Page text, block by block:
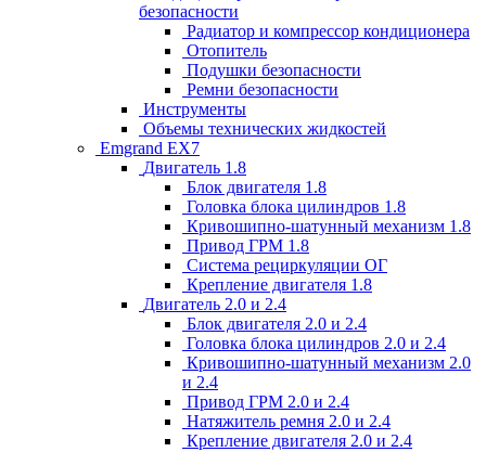
безопасности
Радиатор и компрессор кондиционера
Отопитель
Подушки безопасности
Ремни безопасности
Инструменты
Объемы технических жидкостей
Emgrand EX7
Двигатель 1.8
Блок двигателя 1.8
Головка блока цилиндров 1.8
Кривошипно-шатунный механизм 1.8
Привод ГРМ 1.8
Система рециркуляции ОГ
Крепление двигателя 1.8
Двигатель 2.0 и 2.4
Блок двигателя 2.0 и 2.4
Головка блока цилиндров 2.0 и 2.4
Кривошипно-шатунный механизм 2.0
и 2.4
Привод ГРМ 2.0 и 2.4
Натяжитель ремня 2.0 и 2.4
Крепление двигателя 2.0 и 2.4